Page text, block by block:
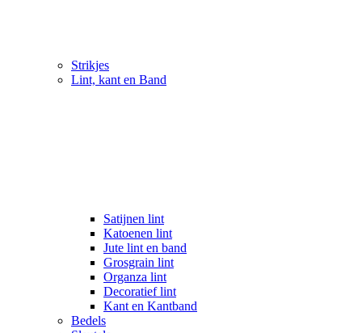
Strikjes
Lint, kant en Band
Satijnen lint
Katoenen lint
Jute lint en band
Grosgrain lint
Organza lint
Decoratief lint
Kant en Kantband
Bedels